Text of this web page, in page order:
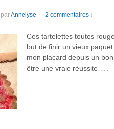
parAnnelyse — 2 commentaires ↓
Ces tartelettes toutes
but de finir un vieux
mon placard depuis un
être une vraie réussite …